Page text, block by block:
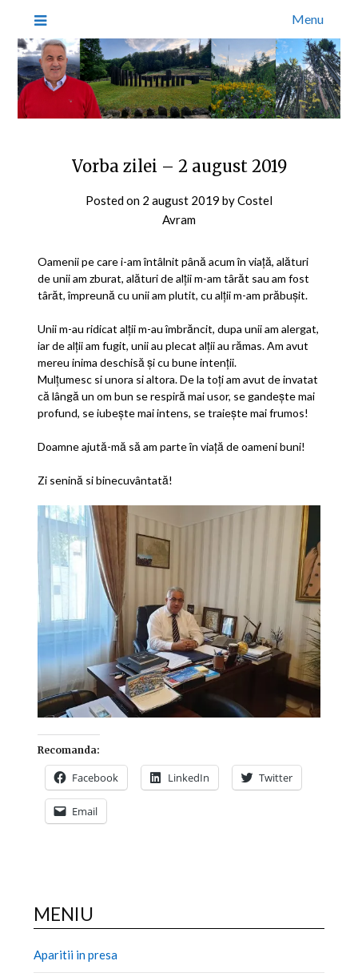
Menu
Vorba zilei – 2 august 2019
Posted on 2 august 2019 byCostel
Avram
Oamenii pe care i-am întâlnit până acum în viață, alături
de unii am zburat, alături de alţii m-am târăt sau am fost
târăt, împreună cu unii am plutit, cu alții m-am prăbușit.
Unii m-au ridicat alții m-au îmbrăncit, dupa unii am alergat,
iar de alții am fugit, unii au plecat alții au rămas. Am avut
mereu inima deschisă şi cu bune intenții.
Mulțumesc si unora si altora. De la toți am avut de invatat
că lângă un om bun se respiră mai usor, se gandește mai
profund, se iubește mai intens, se traiește mai frumos!
Doamne ajută-mă să am parte în viață de oameni buni!
Zi senină si binecuvântată!
Recomanda:
Facebook LinkedIn Twitter
Email
MENIU
Aparitii in presa